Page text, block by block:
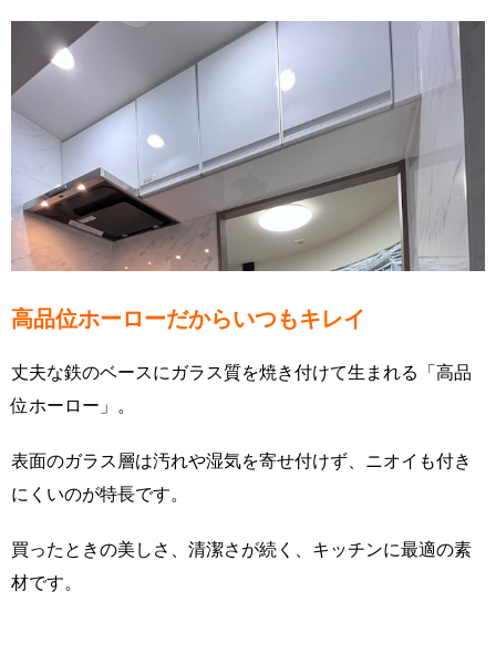
高品位ホーローだからいつもキレイ
丈夫な鉄のベースにガラス質を焼き付けて生まれる「高品
位ホーロー」。
表面のガラス層は汚れや湿気を寄せ付けず、ニオイも付き
にくいのが特長です。
買ったときの美しさ、清潔さが続く、キッチンに最適の素
材です。